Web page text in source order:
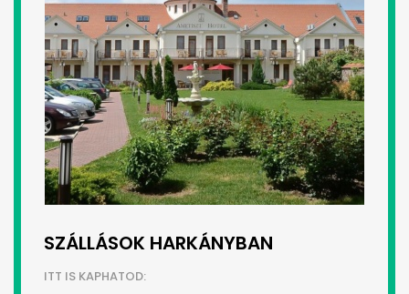
SZÁLLÁSOK HARKÁNYBAN
ITT IS KAPHATOD: